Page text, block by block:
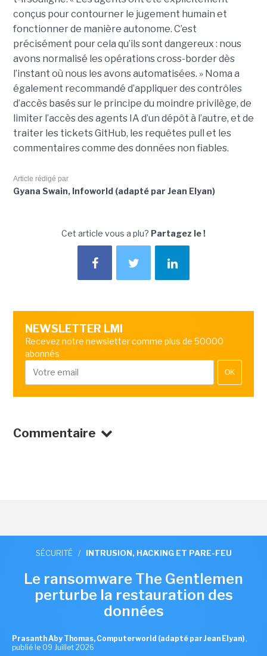
conçus pour contourner le jugement humain et
fonctionner de manière autonome. C’est
précisément pour cela qu’ils sont dangereux : nous
avons normalisé les opérations cross-border dès
l’instant où nous les avons automatisées. » Noma a
également recommandé d’appliquer des contrôles
d’accès basés sur le principe du moindre privilège, de
limiter l’accès des agents IA d’un dépôt à l’autre, et de
traiter les tickets GitHub, les requêtes pull et les
commentaires comme des données non fiables.
Article rédigé par
Gyana Swain, Infoworld (adapté par Jean Elyan)
Cet article vous a plu? Partagez le !
NEWSLETTER LMI
Recevez notre newsletter comme plus de 50000
abonnés
OK
Commentaire
SÉCURITÉ / INTRUSION, HACKING ET PARE-FEU
Le ransomware The Gentlemen
perturbe la restauration des
données
Prasanth Aby Thomas, Computerworld (adapté par Jean Elyan) ,
publié le 09 Juillet 2026